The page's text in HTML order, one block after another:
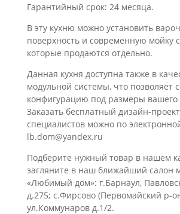
Гарантийный срок: 24 месяца.
В эту кухню можно установить
поверхность и современную мойку
которые продаются отдельно.
Данная кухня доступна также в
модульной системы, что позволяет
конфигурацию под размеры
Заказать бесплатный дизайн-
специалистов можно по
lb.dom@yandex.ru
Подберите нужный товар в нашем
загляните в наш ближайший салон
«Любимый дом»: г.Барнаул,
д.275; с.Фирсово (Первомайский р-
ул.Коммунаров д.1/2.